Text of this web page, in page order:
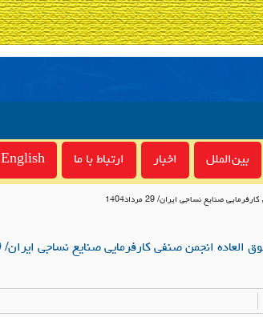
بین‌الملل اخبار ارتباط با ما English
صنایع نساجی ایران/ 29 مرداد1404
انجمن صنفی کارفرمایی صنایع نساجی ایران/ 29 مرداد1404